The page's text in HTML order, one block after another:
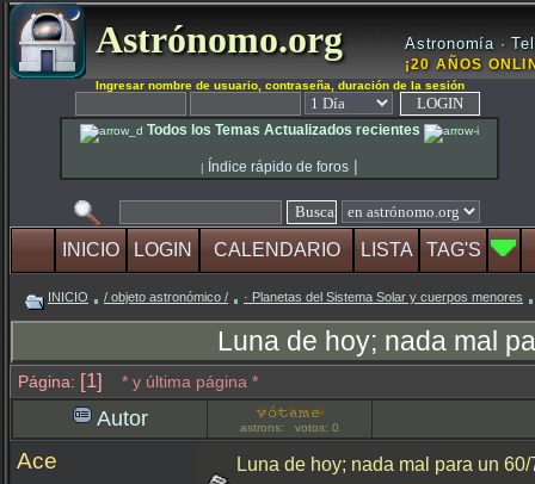
Astrónomo.org Astronomía ·
¡20 AÑOS
Ingresar nombre de usuario, contraseña, duración de la sesión
Todos los Temas Actualizados recientes
| Índice rápido de foros |
INICIO LOGIN CALENDARIO LISTA TAG'S
INICIO / objeto astronómico / · Planetas del Sistema Solar y cuerpos menores
Luna de hoy; nada mal
Página: [1] * y última página *
Autor astrons: votos: 0
Ace Luna de hoy; nada mal para un